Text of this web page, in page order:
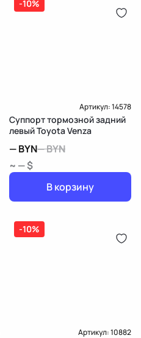
-10%
Артикул:14578
Суппорт тормозной задний
левый Toyota Venza
—BYN—BYN
~ — $
В корзину
-10%
Артикул:10882